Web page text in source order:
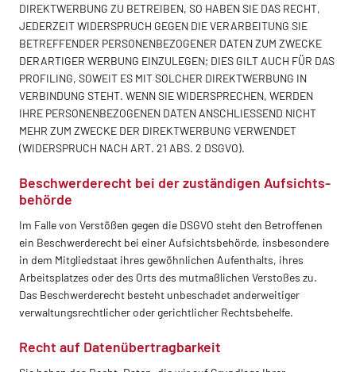
DIREKTWERBUNG ZU BETREIBEN, SO HABEN SIE DAS RECHT,
JEDERZEIT WIDERSPRUCH GEGEN DIE VERARBEITUNG SIE
BETREFFENDER PERSONENBEZOGENER DATEN ZUM ZWECKE
DERARTIGER WERBUNG EINZULEGEN; DIES GILT AUCH FÜR DAS
PROFILING, SOWEIT ES MIT SOLCHER DIREKTWERBUNG IN
VERBINDUNG STEHT. WENN SIE WIDERSPRECHEN, WERDEN
IHRE PERSONENBEZOGENEN DATEN ANSCHLIESSEND NICHT
MEHR ZUM ZWECKE DER DIREKTWERBUNG VERWENDET
(WIDERSPRUCH NACH ART. 21 ABS. 2 DSGVO).
Beschwerde­recht bei der zuständigen Aufsichts­
behörde
Im Falle von Verstößen gegen die DSGVO steht den Betroffenen
ein Beschwerderecht bei einer Aufsichtsbehörde, insbesondere
in dem Mitgliedstaat ihres gewöhnlichen Aufenthalts, ihres
Arbeitsplatzes oder des Orts des mutmaßlichen Verstoßes zu.
Das Beschwerderecht besteht unbeschadet anderweitiger
verwaltungsrechtlicher oder gerichtlicher Rechtsbehelfe.
Recht auf Daten­übertrag­barkeit